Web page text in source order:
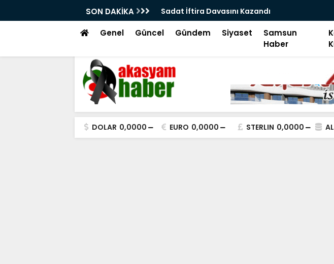
SON DAKİKA İlk Kıblemiz Mescid İ Aksa
Genel Güncel Gündem Siyaset
Samsun
Haber
DOLAR 0,0000 EURO 0,0000 STERLIN 0,0000